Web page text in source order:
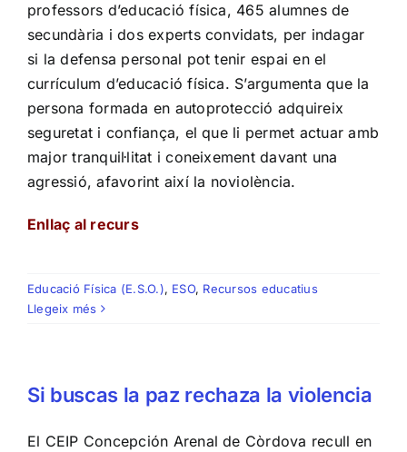
professors d’educació física, 465 alumnes de
secundària i dos experts convidats, per indagar
si la defensa personal pot tenir espai en el
currículum d’educació física. S’argumenta que la
persona formada en autoprotecció adquireix
seguretat i confiança, el que li permet actuar amb
major tranquil·litat i coneixement davant una
agressió, afavorint així la noviolència.
Enllaç al recurs
Educació Física (E.S.O.), ESO, Recursos educatius
Llegeix més
Si buscas la paz rechaza la violencia
El CEIP Concepción Arenal de Còrdova recull en